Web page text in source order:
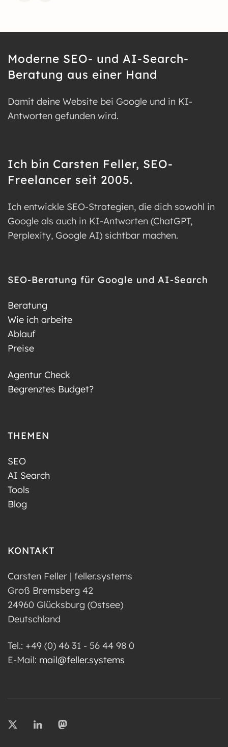
Moderne SEO- und AI-Search-
Beratung aus einer Hand
Damit deine Website bei Google und in KI-
Antworten gefunden wird.
Ich bin Carsten Feller, SEO-
Freelancer seit 2005.
Ich entwickle SEO-Strategien, die dich sowohl in
Google als auch in KI-Antworten (ChatGPT,
Perplexity, Google AI) sichtbar machen.
SEO-Beratung für Google und AI-Search
Beratung
Wie ich arbeite
Ablauf
Preise
Agentur Check
Begrenztes Budget?
THEMEN
SEO
AI Search
Tools
Blog
KONTAKT
Carsten Feller | feller.systems
Groß Bremsberg 42
24960 Glücksburg (Ostsee)
Deutschland
Tel.: +49 (0) 46 31 - 56 44 98 0
E-Mail: mail@feller.systems